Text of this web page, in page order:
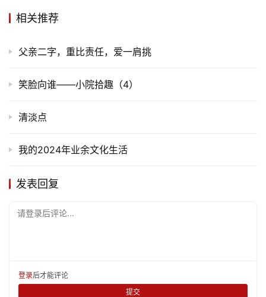
页
文
活
情
游
相关推荐
父亲二字，重比责任，爱一肩挑
笑脸向谁——小院拾趣（4）
清淡点
我的2024年业余文化生活
发表回复
请登录后评论...
登录后才能评论
提交